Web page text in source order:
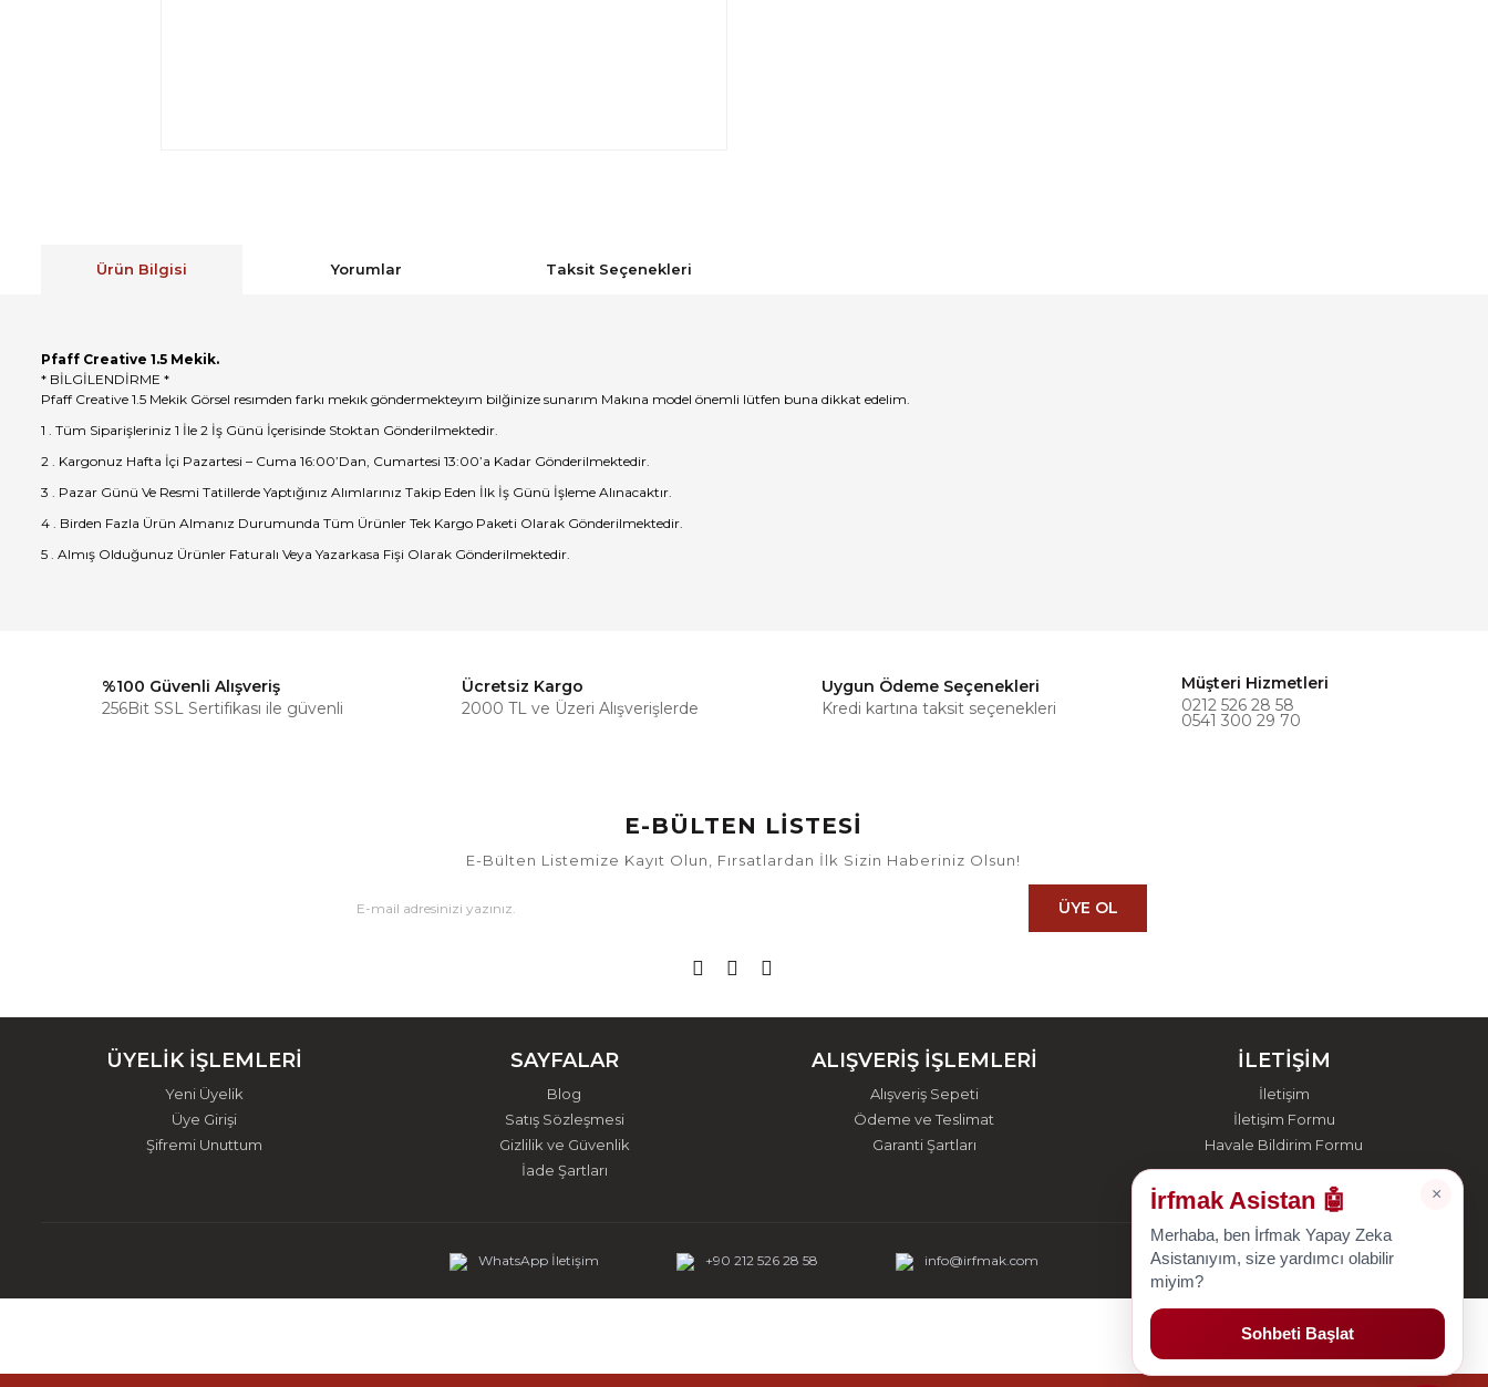
Ürün Bilgisi Yorumlar Taksit Seçenekleri
Pfaff Creative 1.5 Mekik.
* BİLGİLENDİRME *
Pfaff Creative 1.5 Mekik Görsel resımden farkı mekık göndermekteyım bilğinize sunarım Makına model önemli lütfen buna dikkat edelim.
1 . Tüm Siparişleriniz 1 İle 2 İş Günü İçerisinde Stoktan Gönderilmektedir.
2 . Kargonuz Hafta İçi Pazartesi – Cuma 16:00’Dan, Cumartesi 13:00’a Kadar Gönderilmektedir.
3 . Pazar Günü Ve Resmi Tatillerde Yaptığınız Alımlarınız Takip Eden İlk İş Günü İşleme Alınacaktır.
4 . Birden Fazla Ürün Almanız Durumunda Tüm Ürünler Tek Kargo Paketi Olarak Gönderilmektedir.
5 . Almış Olduğunuz Ürünler Faturalı Veya Yazarkasa Fişi Olarak Gönderilmektedir.
Bu ürüne ilk yorumu siz yapın!
%100 Güvenli Alışveriş
256Bit SSL Sertifikası ile güvenli
Ücretsiz Kargo
2000 TL ve Üzeri Alışverişlerde
Uygun Ödeme Seçenekleri
Kredi kartına taksit seçenekleri
Müşteri Hizmetleri
0212 526 28 58
0541 300 29 70
E-BÜLTEN LİSTESİ
E-Bülten Listemize Kayıt Olun, Fırsatlardan İlk Sizin Haberiniz Olsun!
ÜYE OL
ÜYELİK İŞLEMLERİ
Yeni Üyelik
Üye Girişi
Şifremi Unuttum
SAYFALAR
Blog
Satış Sözleşmesi
Gizlilik ve Güvenlik
İade Şartları
ALIŞVERİŞ İŞLEMLERİ
Alışveriş Sepeti
Ödeme ve Teslimat
Garanti Şartları
İLETİŞİM
İletişim
İletişim Formu
Havale Bildirim Formu
WhatsApp İletişim +90 212 526 28 58 info@irfmak.com
×
İrfmak Asistan 🤖
Merhaba, ben İrfmak Yapay Zeka
Asistanıyım, size yardımcı olabilir
miyim?
Sohbeti Başlat